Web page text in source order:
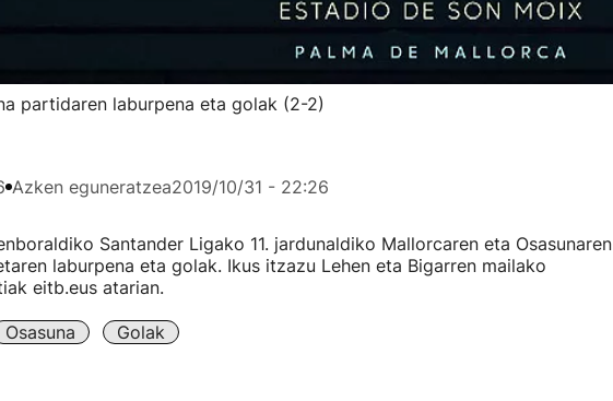
partidaren laburpena eta golak (2-2)
Azken eguneratzea2019/10/31 - 22:26
Santander Ligako 11. jardunaldiko Mallorcaren eta Osasunaren
laburpena eta golak. Ikus itzazu Lehen eta Bigarren mailako
eitb.eus atarian.
Osasuna Golak